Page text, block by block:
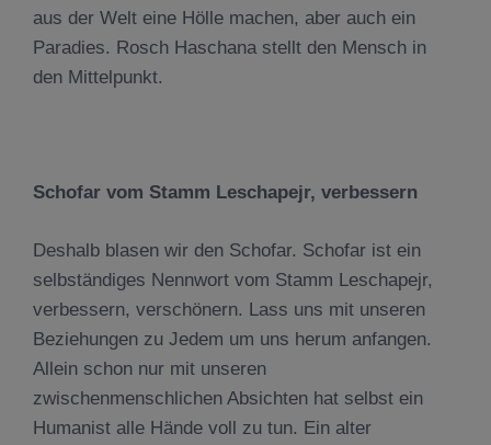
aus der Welt eine Hölle machen, aber auch ein
Paradies. Rosch Haschana stellt den Mensch in
den Mittelpunkt.
Schofar vom Stamm Leschapejr, verbessern
Deshalb blasen wir den Schofar. Schofar ist ein
selbständiges Nennwort vom Stamm Leschapejr,
verbessern, verschönern. Lass uns mit unseren
Beziehungen zu Jedem um uns herum anfangen.
Allein schon nur mit unseren
zwischenmenschlichen Absichten hat selbst ein
Humanist alle Hände voll zu tun. Ein alter